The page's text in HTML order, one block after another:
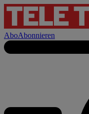
AboAbonnieren